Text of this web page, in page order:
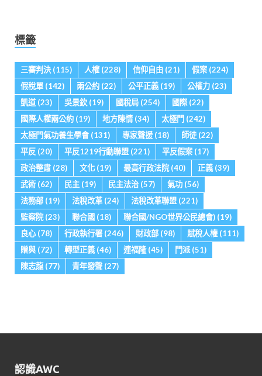
標籤
三審判決(115) 人權(228) 信仰自由 (21) 假案(224)
假稅單 (142) 兩公約 (22) 公平正義(19) 公權力 (23)
凱道(23) 吳景欽 (19) 國稅局 (254) 國際(22)
國際人權兩公約 (19) 地方陳情(34) 太極門 (242)
太極門氣功養生學會(131) 專家聲援(18) 師徒(22)
平反 (20) 平反1219行動聯盟 (221) 平反假案(17)
政治整肅 (28) 文化 (19) 最高行政法院(40) 正義(39)
武術(62) 民主 (19) 民主法治 (57) 氣功 (56)
法務部 (19) 法稅改革(24) 法稅改革聯盟 (221)
監察院(23) 聯合國 (18) 聯合國/NGO世界公民總會) (19)
良心(78) 行政執行署 (246) 財政部 (98) 賦稅人權(111)
贈與(72) 轉型正義(46) 連福隆(45) 門派(51)
陳志龍(77) 青年發聲 (27)
認識AWC